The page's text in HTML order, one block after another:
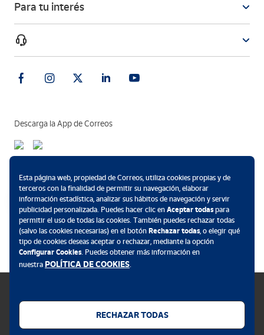
Para tu interés
Descarga la App de Correos
Política de cookies
Esta página web, propiedad de Correos, utiliza cookies propias y de
terceros con la finalidad de permitir su navegación, elaborar
información estadística, analizar sus hábitos de navegación y servir
publicidad personalizada. Puedes hacer clic en Aceptar todaspara
permitir el uso de todas las cookies. También puedes rechazar todas
(salvo las cookies necesarias) en el botón Rechazar todas, o elegir qué
tipo de cookies deseas aceptar o rechazar, mediante la opción
Configurar Cookies. Puedes obtener más información en
nuestra POLÍTICA DE COOKIES.
RECHAZAR TODAS